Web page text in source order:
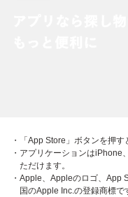
・「App Store」ボタンを押
・アプリケーションは
ただけます。
・Apple、Appleのロゴ、App
国のApple Inc.の登録商標で